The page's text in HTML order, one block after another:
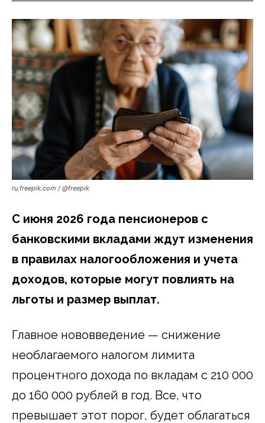
ru.freepik.com / @freepik
С июня 2026 года пенсионеров с
банковскими вкладами ждут изменения
в правилах налогообложения и учета
доходов, которые могут повлиять на
льготы и размер выплат.
Главное нововведение — снижение
необлагаемого налогом лимита
процентного дохода по вкладам с 210 000
до 160 000 рублей в год. Все, что
превышает этот порог, будет облагаться